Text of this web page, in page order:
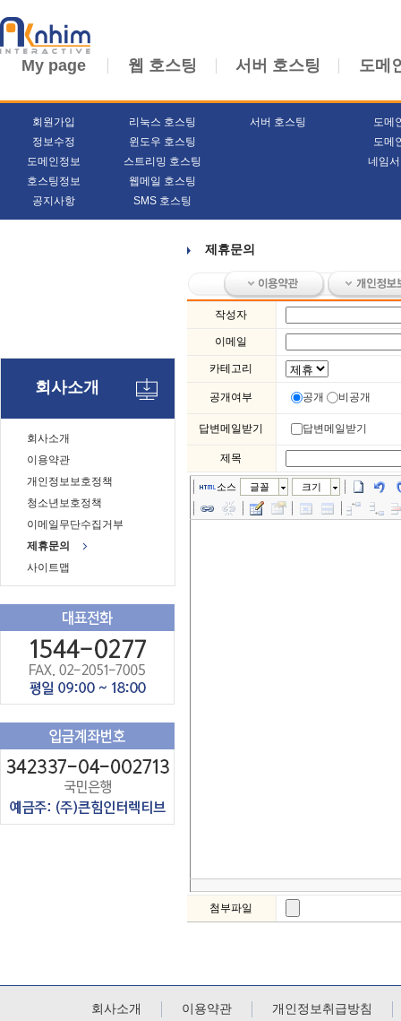
My page 웹 호스팅 서버 호스팅 도메
회원가입
정보수정
도메인정보
호스팅정보
공지사항
리눅스 호스팅
윈도우 호스팅
스트리밍 호스팅
웹메일 호스팅
SMS 호스팅
서버 호스팅
도메
도메
네임
회사소개
회사소개
이용약관
개인정보보호정책
청소년보호정책
이메일무단수집거부
제휴문의
사이트맵
제휴문의
작성자
이메일
카테고리
공개여부 공개 비공개
답변메일받기 답변메일받기
제목
소스 글꼴 크기
첨부파일
회사소개 이용약관 개인정보취급방침